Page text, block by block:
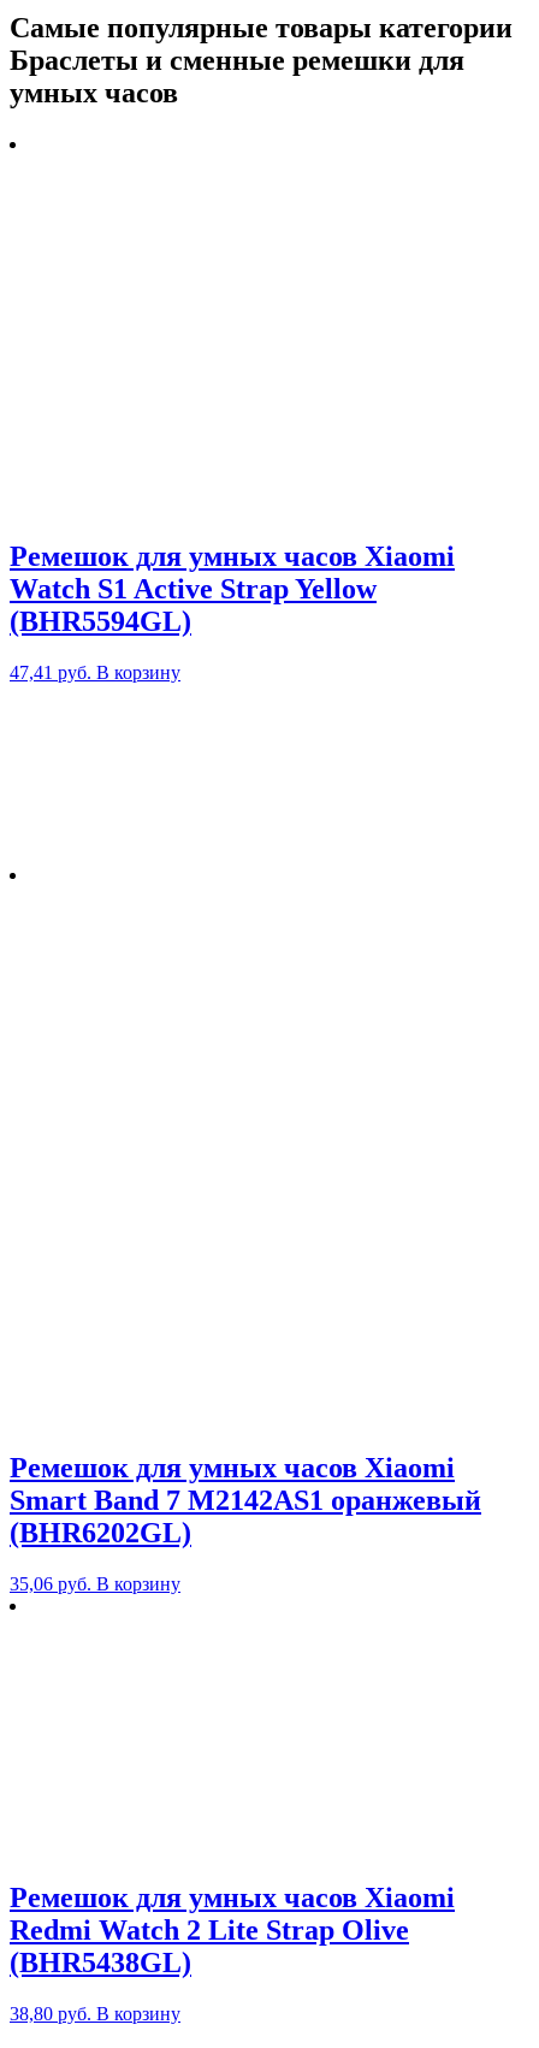
Самые популярные товары категории
Браслеты и сменные ремешки для
умных часов
Ремешок для умных часов Xiaomi
Watch S1 Active Strap Yellow
(BHR5594GL)
47,41 руб. В корзину
Ремешок для умных часов Xiaomi
Smart Band 7 M2142AS1 оранжевый
(BHR6202GL)
35,06 руб. В корзину
Ремешок для умных часов Xiaomi
Redmi Watch 2 Lite Strap Olive
(BHR5438GL)
38,80 руб. В корзину